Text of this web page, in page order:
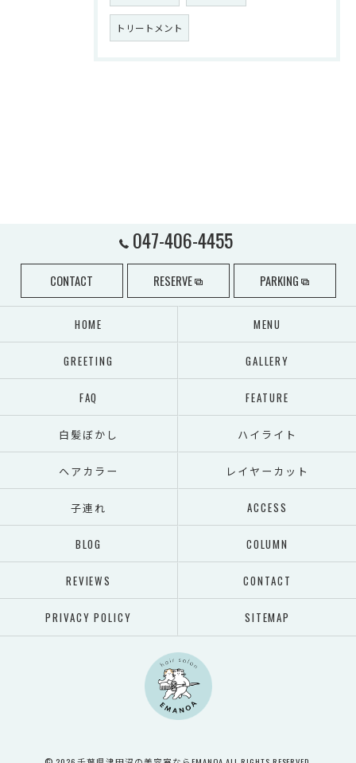
トリートメント
047-406-4455
CONTACT RESERVE PARKING
HOME MENU
GREETING GALLERY
FAQ FEATURE
白髪ぼかし ハイライト
ヘアカラー レイヤーカット
子連れ ACCESS
BLOG COLUMN
REVIEWS CONTACT
PRIVACY POLICY SITEMAP